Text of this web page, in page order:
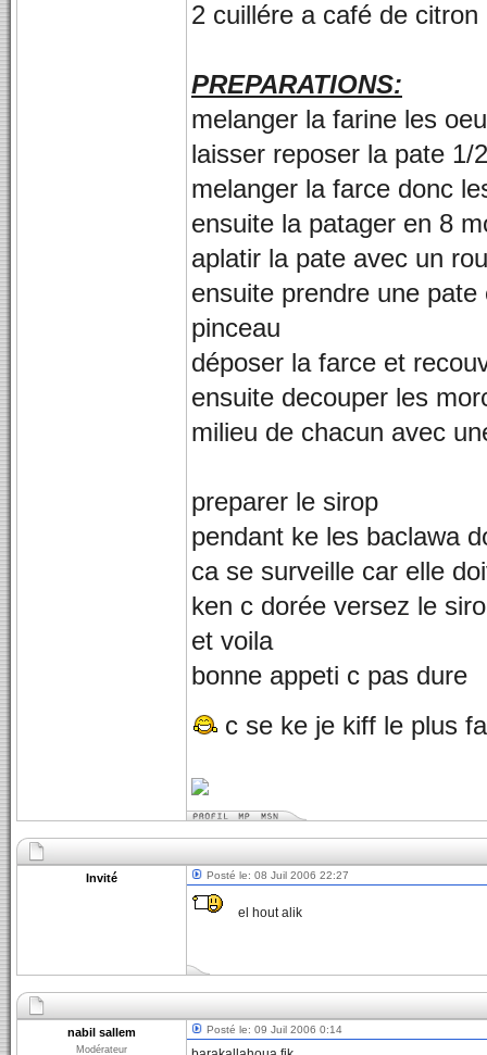
2 cuillére a café de citron
PREPARATIONS:
melanger la farine les
laisser reposer la pate 1/
melanger la farce donc
ensuite la patager en 8
aplatir la pate avec un
ensuite prendre une
pinceau
déposer la farce et
ensuite decouper les
milieu de chacun avec
preparer le sirop
pendant ke les baclawa
ca se surveille car elle
ken c dorée versez le
et voila
bonne appeti c pas dure
c se ke je kiff le plus
Invité Posté le: 08 Juil 2006 22:27
el hout alik
nabil sallem
Modérateur
Posté le: 09 Juil 2006 0:14